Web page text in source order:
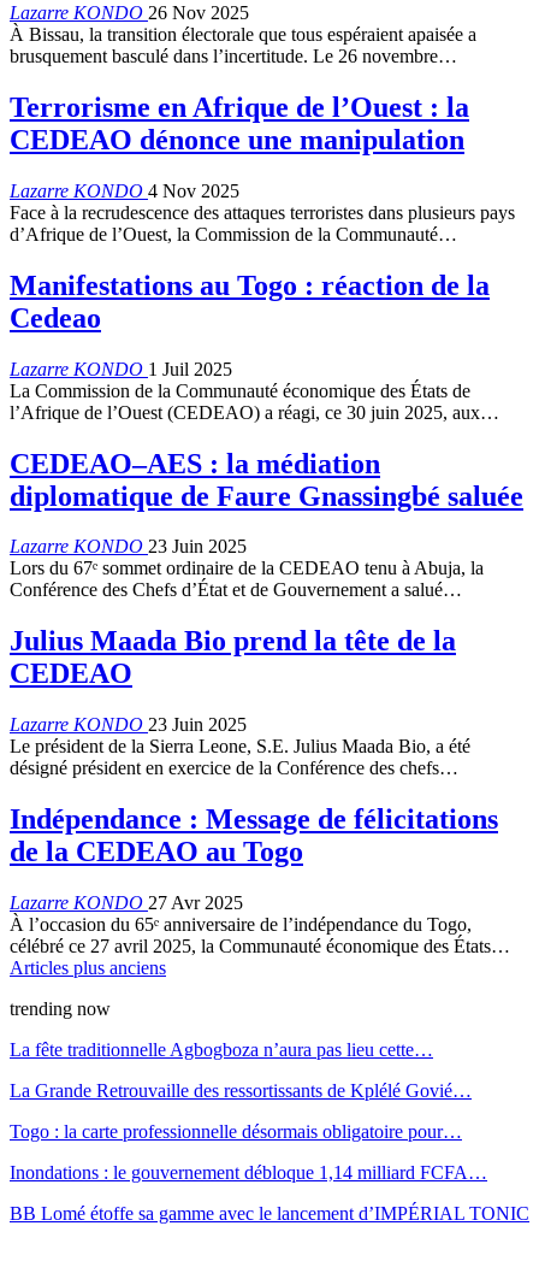
Lazarre KONDO 26 Nov 2025
À Bissau, la transition électorale que tous espéraient apaisée a
brusquement basculé dans l’incertitude. Le 26 novembre…
Terrorisme en Afrique de l’Ouest : la
CEDEAO dénonce une manipulation
Lazarre KONDO 4 Nov 2025
Face à la recrudescence des attaques terroristes dans plusieurs pays
d’Afrique de l’Ouest, la Commission de la Communauté…
Manifestations au Togo : réaction de la
Cedeao
Lazarre KONDO 1 Juil 2025
La Commission de la Communauté économique des États de
l’Afrique de l’Ouest (CEDEAO) a réagi, ce 30 juin 2025, aux…
CEDEAO–AES : la médiation
diplomatique de Faure Gnassingbé saluée
Lazarre KONDO 23 Juin 2025
Lors du 67ᵉ sommet ordinaire de la CEDEAO tenu à Abuja, la
Conférence des Chefs d’État et de Gouvernement a salué…
Julius Maada Bio prend la tête de la
CEDEAO
Lazarre KONDO 23 Juin 2025
Le président de la Sierra Leone, S.E. Julius Maada Bio, a été
désigné président en exercice de la Conférence des chefs…
Indépendance : Message de félicitations
de la CEDEAO au Togo
Lazarre KONDO 27 Avr 2025
À l’occasion du 65ᵉ anniversaire de l’indépendance du Togo,
célébré ce 27 avril 2025, la Communauté économique des États…
Articles plus anciens
trending now
La fête traditionnelle Agbogboza n’aura pas lieu cette…
La Grande Retrouvaille des ressortissants de Kplélé Govié…
Togo : la carte professionnelle désormais obligatoire pour…
Inondations : le gouvernement débloque 1,14 milliard FCFA…
BB Lomé étoffe sa gamme avec le lancement d’IMPÉRIAL TONIC